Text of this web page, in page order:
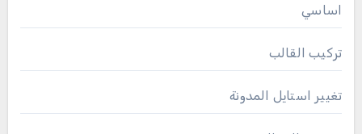
اساسي
تركيب القالب
تغيير استايل المدونة